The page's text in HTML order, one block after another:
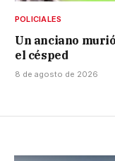
POLICIALES
Un anciano
el césped
8 de agosto de 2026